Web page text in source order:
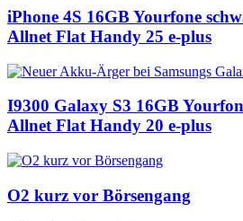
iPhone 4S 16GB Yourfone
Allnet Flat Handy 25 e-plus
I9300 Galaxy S3 16GB
Allnet Flat Handy 20 e-plus
O2 kurz vor Börsengang